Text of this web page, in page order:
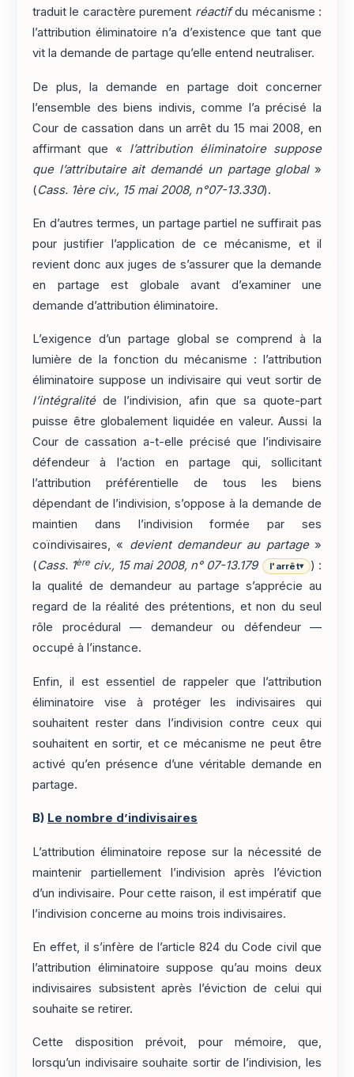
traduit le caractère purement réactifdu mécanisme :
l’attribution éliminatoire n’a d’existence que tant que
vit la demande de partage qu’elle entend neutraliser.
De plus, la demande en partage doit concerner
l’ensemble des biens indivis, comme l’a précisé la
Cour de cassation dans un arrêt du 15 mai 2008, en
affirmant que « l’attribution éliminatoire suppose
que l’attributaire ait demandé un partage global»
(Cass. 1ère civ., 15 mai 2008, n°07-13.330).
En d’autres termes, un partage partiel ne suffirait pas
pour justifier l’application de ce mécanisme, et il
revient donc aux juges de s’assurer que la demande
en partage est globale avant d’examiner une
demande d’attribution éliminatoire.
L’exigence d’un partage global se comprend à la
lumière de la fonction du mécanisme : l’attribution
éliminatoire suppose un indivisaire qui veut sortir de
l’intégralitéde l’indivision, afin que sa quote-part
puisse être globalement liquidée en valeur. Aussi la
Cour de cassation a-t-elle précisé que l’indivisaire
défendeur à l’action en partage qui, sollicitant
l’attribution préférentielle de tous les biens
dépendant de l’indivision, s’oppose à la demande de
maintien dans l’indivision formée par ses
coïndivisaires, « devient demandeur au partage»
(Cass. 1ère civ., 15 mai 2008, n° 07-13.179 l'arrêt▾
) :
la qualité de demandeur au partage s’apprécie au
regard de la réalité des prétentions, et non du seul
rôle procédural — demandeur ou défendeur —
occupé à l’instance.
Enfin, il est essentiel de rappeler que l’attribution
éliminatoire vise à protéger les indivisaires qui
souhaitent rester dans l’indivision contre ceux qui
souhaitent en sortir, et ce mécanisme ne peut être
activé qu’en présence d’une véritable demande en
partage.
B) Le nombre d’indivisaires
L’attribution éliminatoire repose sur la nécessité de
maintenir partiellement l’indivision après l’éviction
d’un indivisaire. Pour cette raison, il est impératif que
l’indivision concerne au moins trois indivisaires.
En effet, il s’infère de l’article 824 du Code civil que
l’attribution éliminatoire suppose qu’au moins deux
indivisaires subsistent après l’éviction de celui qui
souhaite se retirer.
Cette disposition prévoit, pour mémoire, que,
lorsqu’un indivisaire souhaite sortir de l’indivision, les